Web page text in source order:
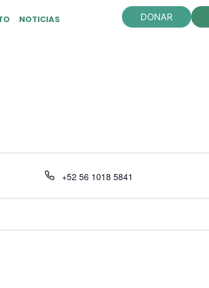
NOTICIAS DONAR
Teléfono
+52 56 1018 5841